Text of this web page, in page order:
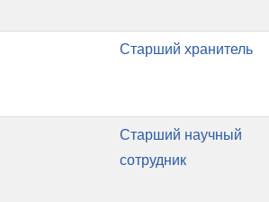
Старший хранитель
Старший научный
сотрудник